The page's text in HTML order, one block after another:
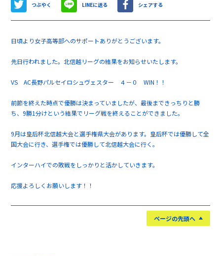
つぶやく LINEに送る シェアする
日頃より女子高等部へのサポートありがとうございます。
先日行われました。北信越リーグの結果をお知らせいたします。
VS AC長野パルセイロシュヴェスター ４－０ WIN！！
前節を終えた時点で優勝は決まっていましたが、最後まできっちりと勝
ち、9勝1分けという結果でリーグ戦を終えることができました。
9月は皇后杯北信越大会と選手権県大会があります。皇后杯では優勝して全
国大会に行き、選手権では優勝して北信越大会に行く。
インターハイでの敗戦をしっかりと活かしていきます。
応援よろしくお願いします！！
ページの先頭へ